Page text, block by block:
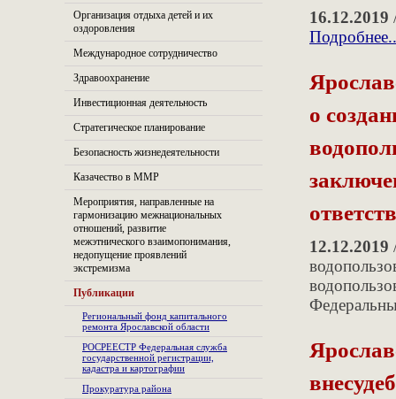
Организация отдыха детей и их
оздоровления
Международное сотрудничество
Здравоохранение
Инвестиционная деятельность
Стратегическое планирование
Безопасность жизнедеятельности
Казачество в ММР
Мероприятия, направленные на
гармонизацию межнациональных
отношений, развитие
межэтнического взаимопонимания,
недопущение проявлений
экстремизма
Публикации
Региональный фонд капитального
ремонта Ярославской области
РОСРЕЕСТР Федеральная служба
государственной регистрации,
кадастра и картографии
Прокуратура района
16.12.2019
о
12.12.2019